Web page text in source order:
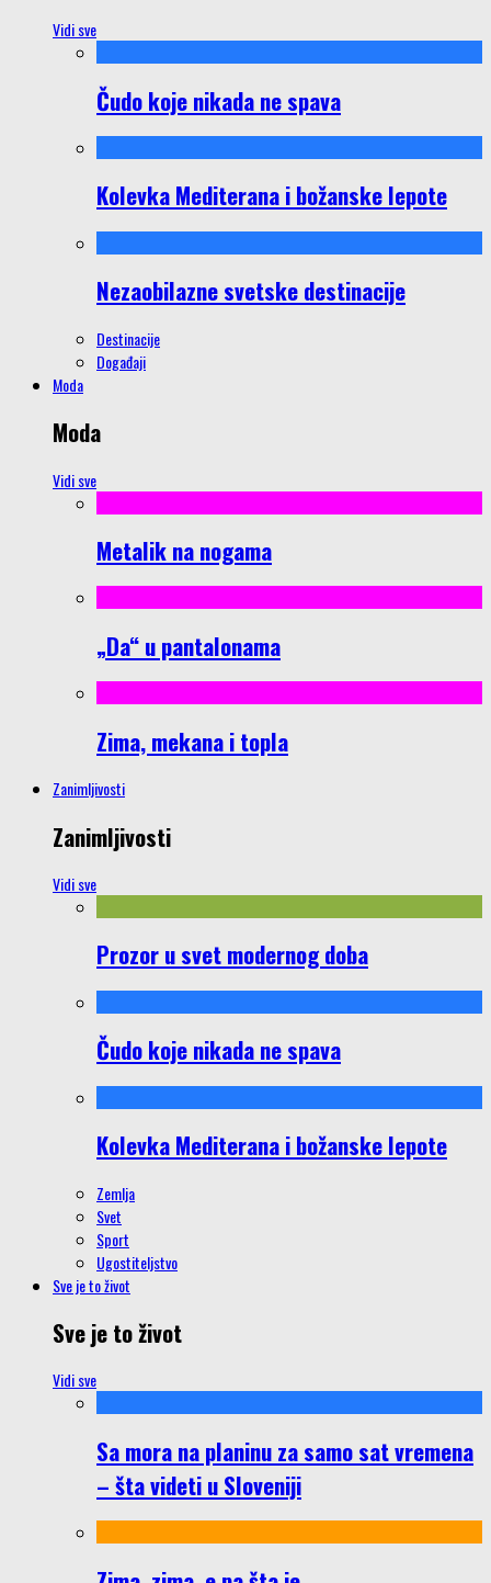
Vidi sve
Čudo koje nikada ne spava
Kolevka Mediterana i božanske lepote
Nezaobilazne svetske destinacije
Destinacije
Događaji
Moda
Moda
Vidi sve
Metalik na nogama
„Da“ u pantalonama
Zima, mekana i topla
Zanimljivosti
Zanimljivosti
Vidi sve
Prozor u svet modernog doba
Čudo koje nikada ne spava
Kolevka Mediterana i božanske lepote
Zemlja
Svet
Sport
Ugostiteljstvo
Sve je to život
Sve je to život
Vidi sve
Sa mora na planinu za samo sat vremena
– šta videti u Sloveniji